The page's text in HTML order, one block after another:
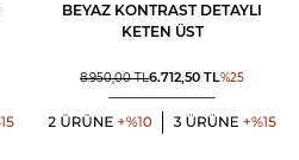
BEYAZ KONTRAST DETAYLI
KETEN ÜST
8.950,00TL6.712,50 TL%25